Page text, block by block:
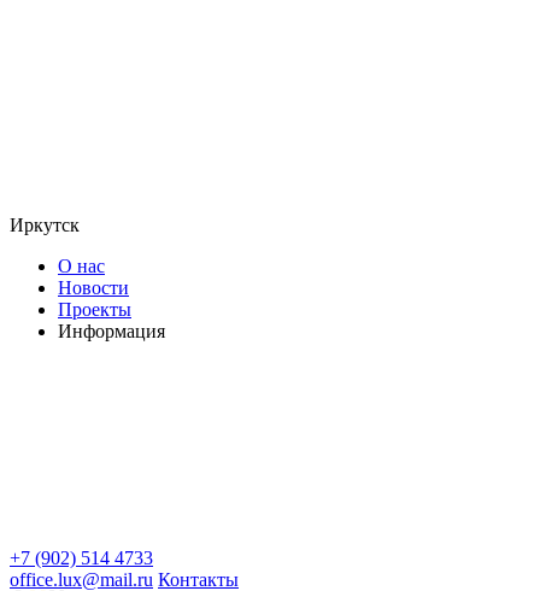
Иркутск
О нас
Новости
Проекты
Информация
+7 (902) 514 4733
office.lux@mail.ru Контакты